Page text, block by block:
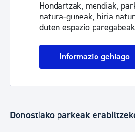
Hondartzak, mendiak,
natura-guneak, hiria
duten espazio
Informazio gehiago
Donostiako parkeak